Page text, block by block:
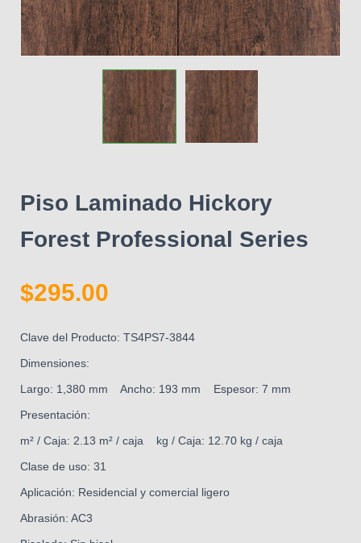
Piso Laminado Hickory
Forest Professional Series
$295.00
Clave del Producto: TS4PS7-3844
Dimensiones:
Largo: 1,380 mm Ancho: 193 mm Espesor: 7 mm
Presentación:
m² / Caja: 2.13 m² / caja kg / Caja: 12.70 kg / caja
Clase de uso: 31
Aplicación: Residencial y comercial ligero
Abrasión: AC3